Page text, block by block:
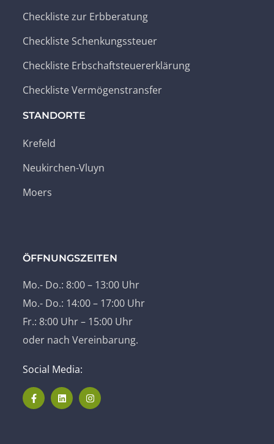
Checkliste zur Erbberatung
Checkliste Schenkungssteuer
Checkliste Erbschaftsteuererklärung
Checkliste Vermögenstransfer
STANDORTE
Krefeld
Neukirchen-Vluyn
Moers
ÖFFNUNGSZEITEN
Mo.- Do.: 8:00 – 13:00 Uhr
Mo.- Do.: 14:00 – 17:00 Uhr
Fr.: 8:00 Uhr – 15:00 Uhr
oder nach Vereinbarung.
Social Media: